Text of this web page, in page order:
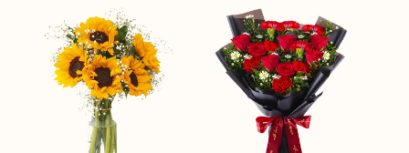
Sunshine
Passion